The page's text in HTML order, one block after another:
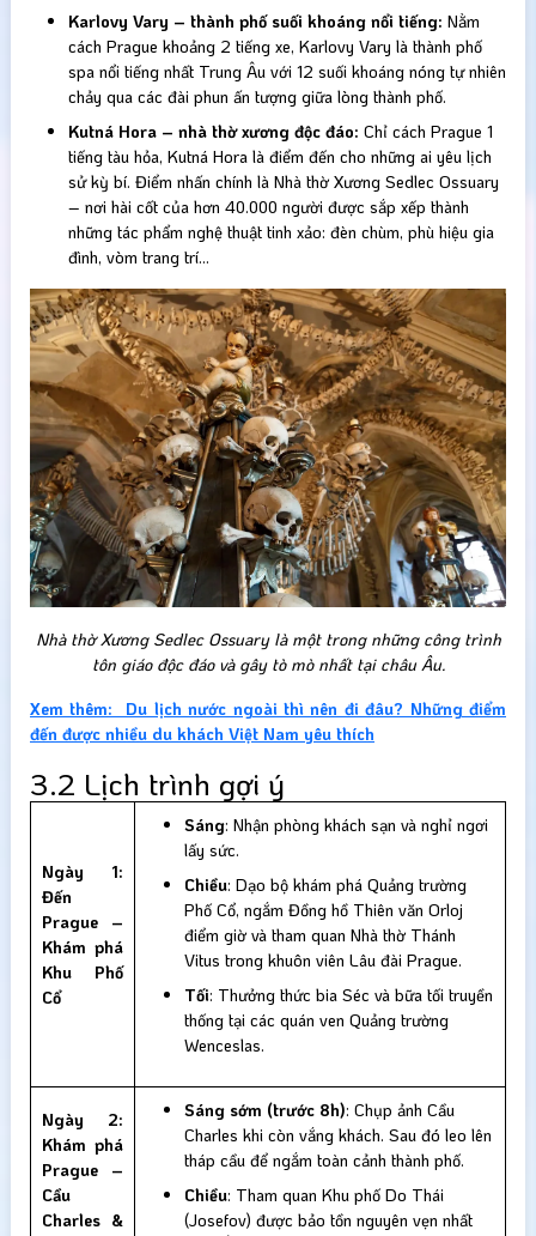
Karlovy Vary – thành phố suối khoáng nổi tiếng: Nằm
cách Prague khoảng 2 tiếng xe, Karlovy Vary là thành phố
spa nổi tiếng nhất Trung Âu với 12 suối khoáng nóng tự nhiên
chảy qua các đài phun ấn tượng giữa lòng thành phố.
Kutná Hora – nhà thờ xương độc đáo: Chỉ cách Prague 1
tiếng tàu hỏa, Kutná Hora là điểm đến cho những ai yêu lịch
sử kỳ bí. Điểm nhấn chính là Nhà thờ Xương Sedlec Ossuary
– nơi hài cốt của hơn 40.000 người được sắp xếp thành
những tác phẩm nghệ thuật tinh xảo: đèn chùm, phù hiệu gia
đình, vòm trang trí…
Nhà thờ Xương Sedlec Ossuary là một trong những công trình
tôn giáo độc đáo và gây tò mò nhất tại châu Âu.
Xem thêm: Du lịch nước ngoài thì nên đi đâu? Những điểm
đến được nhiều du khách Việt Nam yêu thích
3.2 Lịch trình gợi ý
Ngày 1:
Đến
Prague –
Khám phá
Khu Phố
Cổ
Sáng: Nhận phòng khách sạn và nghỉ ngơi
lấy sức.
Chiều: Dạo bộ khám phá Quảng trường
Phố Cổ, ngắm Đồng hồ Thiên văn Orloj
điểm giờ và tham quan Nhà thờ Thánh
Vitus trong khuôn viên Lâu đài Prague.
Tối: Thưởng thức bia Séc và bữa tối truyền
thống tại các quán ven Quảng trường
Wenceslas.
Ngày 2:
Khám phá
Prague –
Cầu
Charles &
Sáng sớm (trước 8h): Chụp ảnh Cầu
Charles khi còn vắng khách. Sau đó leo lên
tháp cầu để ngắm toàn cảnh thành phố.
Chiều: Tham quan Khu phố Do Thái
(Josefov) được bảo tồn nguyên vẹn nhất